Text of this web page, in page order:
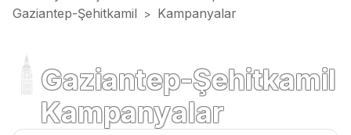
Gaziantep-Şehitkamil > Kampanyalar
Gaziantep-Şehitkamil
Kampanyalar